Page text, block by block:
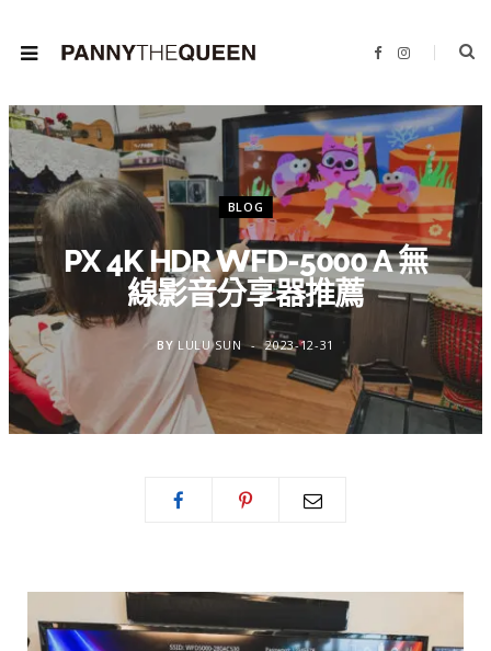
F
b
o
o
k
I
a
g
r
a
m
BLOG
PX 4K HDR WFD-5000 A 無
線影音分享器推薦
BY LULU SUN 2023-12-31